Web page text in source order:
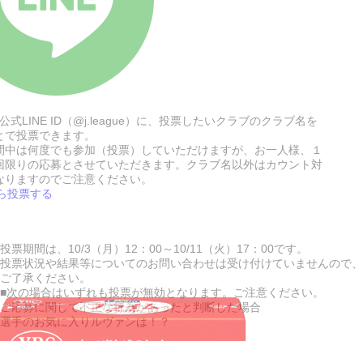
式LINE ID（@j.league）に、投票したいクラブのクラブ名を
投票できます。
中は何度でも参加（投票）していただけますが、お一人様、１
限りの応募とさせていただきます。クラブ名以外はカウント対
りますのでご注意ください。
投票する
投票期間は、10/3（月）12：00～10/11（火）17：00です。
投票状況や結果等についてのお問い合わせは受け付けていませんので、
ご了承ください。
■次の場合はいずれも投票が無効となります。ご注意ください。
ご応募に関して不正な行為があったと判断した場合
選手のお気に入りルヴァンは！？